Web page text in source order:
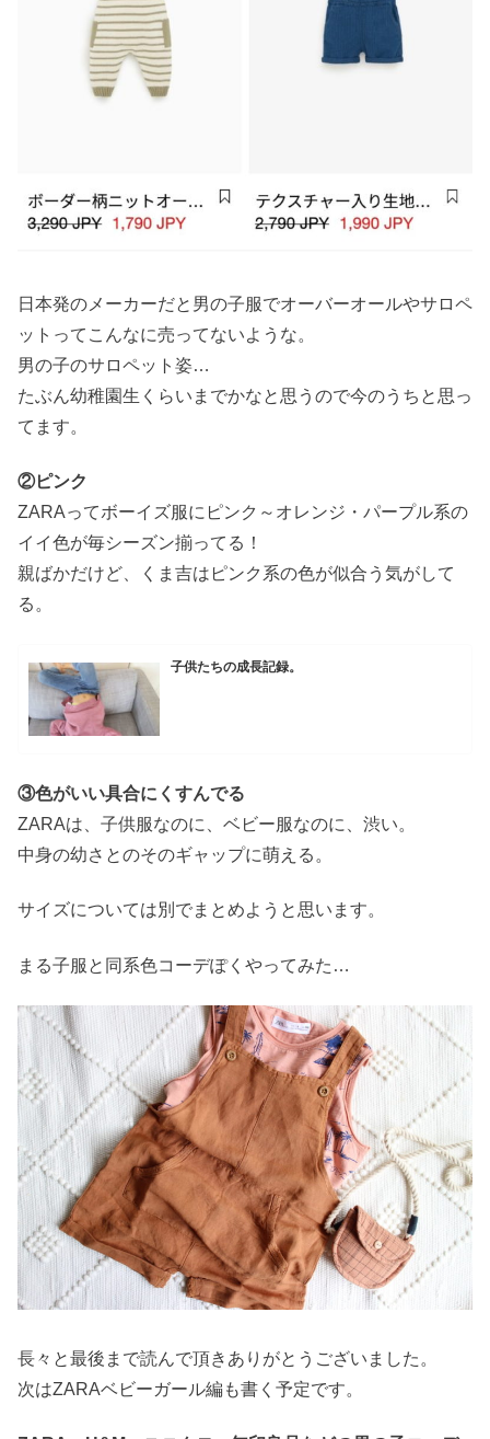
日本発のメーカーだと男の子服でオーバーオールやサロペ
ットってこんなに売ってないような。
男の子のサロペット姿…
たぶん幼稚園生くらいまでかなと思うので今のうちと思っ
てます。
②ピンク
ZARAってボーイズ服にピンク～オレンジ・パープル系の
イイ色が毎シーズン揃ってる！
親ばかだけど、くま吉はピンク系の色が似合う気がして
る。
子供たちの成長記録。
③色がいい具合にくすんでる
ZARAは、子供服なのに、ベビー服なのに、渋い。
中身の幼さとのそのギャップに萌える。
サイズについては別でまとめようと思います。
まる子服と同系色コーデぽくやってみた…
長々と最後まで読んで頂きありがとうございました。
次はZARAベビーガール編も書く予定です。